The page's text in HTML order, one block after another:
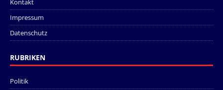
Impressum
Datenschutz
RUBRIKEN
Politik